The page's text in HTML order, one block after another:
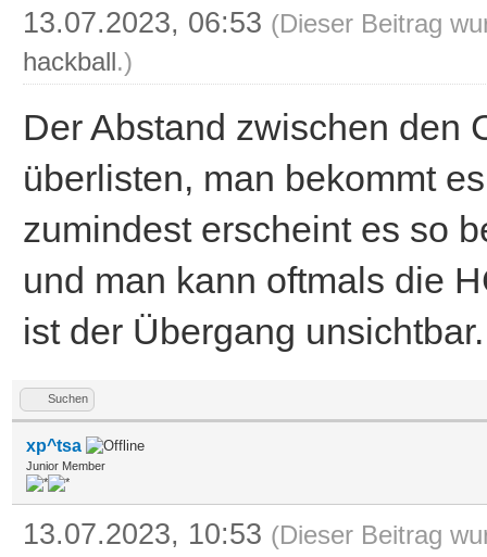
13.07.2023, 06:53 (Dieser Beitrag
hackball.)
Der Abstand zwischen den
überlisten, man bekommt
zumindest erscheint es so
und man kann oftmals die
ist der Übergang unsichtbar.
Suchen
xp^tsa
Junior Member
13.07.2023, 10:53 (Dieser Beitrag